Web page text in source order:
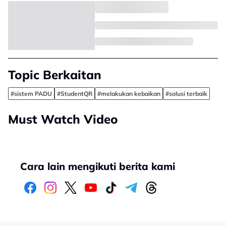
Topic Berkaitan
#sistem PADU #StudentQR #melakukan kebaikan #solusi terbaik
Must Watch Video
Cara lain mengikuti berita kami